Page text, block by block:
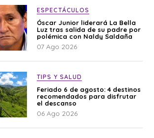
ESPECTÁCULOS
Óscar Junior liderará La Bella
Luz tras salida de su padre por
polémica con Naldy Saldaña
07 Ago 2026
TIPS Y SALUD
Feriado 6 de agosto: 4 destinos
recomendados para disfrutar
el descanso
06 Ago 2026